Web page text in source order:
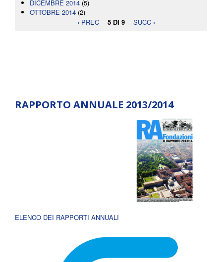
DICEMBRE 2014 (5)
OTTOBRE 2014 (2)
‹ PREC
5 DI 9 SUCC ›
RAPPORTO ANNUALE 2013/2014
ELENCO DEI RAPPORTI ANNUALI